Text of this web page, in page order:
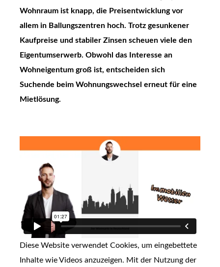
Wohnraum ist knapp, die Preisentwicklung vor
allem in Ballungszentren hoch. Trotz gesunkener
Kaufpreise und stabiler Zinsen scheuen viele den
Eigentumserwerb. Obwohl das Interesse an
Wohneigentum groß ist, entscheiden sich
Suchende beim Wohnungswechsel erneut für eine
Mietlösung.
Diese Website verwendet Cookies, um eingebettete
Inhalte wie Videos anzuzeigen. Mit der Nutzung der